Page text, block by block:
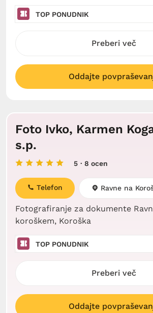
TOP PONUDNIK
Preberi več
Oddajte
Foto Ivko, Karmen
s.p.
5 · 8 ocen
Fotografiranje za dokumente
koroškem, Koroška
Telefon Ravne na
TOP PONUDNIK
Preberi več
Oddajte